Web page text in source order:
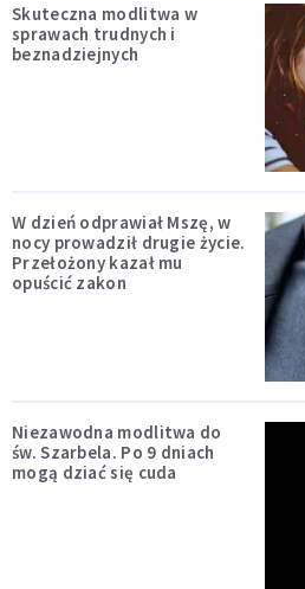
Skuteczna modlitwa w
sprawach trudnych i
beznadziejnych
W dzień odprawiał Mszę, w
nocy prowadził drugie życie.
Przełożony kazał mu
opuścić zakon
Niezawodna modlitwa do
św. Szarbela. Po 9 dniach
mogą dziać się cuda